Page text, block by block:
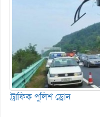
ট্রাফিক পুলিশ ড্রোন